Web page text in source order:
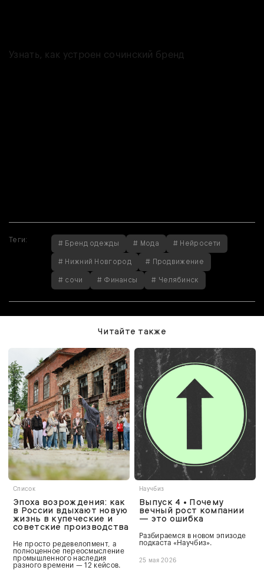
Узнать, как устроен сочинский бренд
Теги: # Бренд одежды # Мода
# Нейросети
# Нижний Новгород
# Продвижение
# сочи
# Финансы # Челябинск
Читайте также
Список
Эпоха возрождения: как
в России вдыхают новую
жизнь в купеческие и
советские производства
Не просто редевелопмент, а
полноценное переосмысление
промышленного наследия
разного времени — 12 кейсов.
Научбиз
Выпуск 4 • Почему
вечный рост компании
— это ошибка
Разбираемся в новом эпизоде
подкаста «Научбиз».
25 мая 2026